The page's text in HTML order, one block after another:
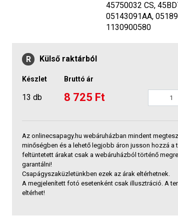
45750032 CS,
05143091AA,
1130900580
R Külső raktárból
Készlet Bruttó ár
13 db 8 725 Ft
Az onlinecsapagy.hu webáruházban mindent
minőségben és a lehető legjobb áron jusson hozzá a
feltüntetett árakat csak a webáruházból történő
garantálni!
Csapágyszaküzletünkben ezek az árak eltérhetnek.
A megjelenített fotó esetenként csak illusztráció. A
eltérhet!